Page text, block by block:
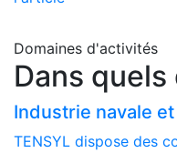
Domaines d'activités
Dans quels
Industrie navale
TENSYL dispose des